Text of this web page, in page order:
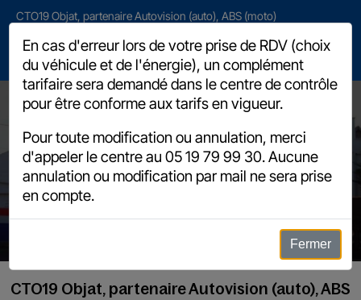
CTO19 Objat, partenaire Autovision (auto), ABS (moto)
2 avenue Henri de Jouvenel, 19130 Objat
05 19 79 99 30
Mentions légales
CTO19 Objat, partenaire Autovision (auto), ABS
En cas d'erreur lors de votre prise de RDV (choix
du véhicule et de l'énergie), un complément
tarifaire sera demandé dans le centre de contrôle
pour être conforme aux tarifs en vigueur.
Pour toute modification ou annulation, merci
d'appeler le centre au05 19 79 99 30. Aucune
annulation ou modification par mail ne sera prise
en compte.
Fermer